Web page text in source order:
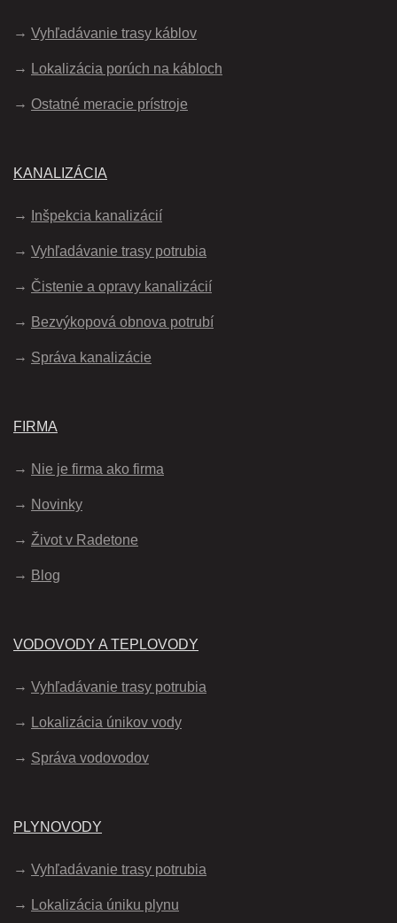
Vyhľadávanie trasy káblov
Lokalizácia porúch na kábloch
Ostatné meracie prístroje
KANALIZÁCIA
Inšpekcia kanalizácií
Vyhľadávanie trasy potrubia
Čistenie a opravy kanalizácií
Bezvýkopová obnova potrubí
Správa kanalizácie
FIRMA
Nie je firma ako firma
Novinky
Život v Radetone
Blog
VODOVODY A TEPLOVODY
Vyhľadávanie trasy potrubia
Lokalizácia únikov vody
Správa vodovodov
PLYNOVODY
Vyhľadávanie trasy potrubia
Lokalizácia úniku plynu